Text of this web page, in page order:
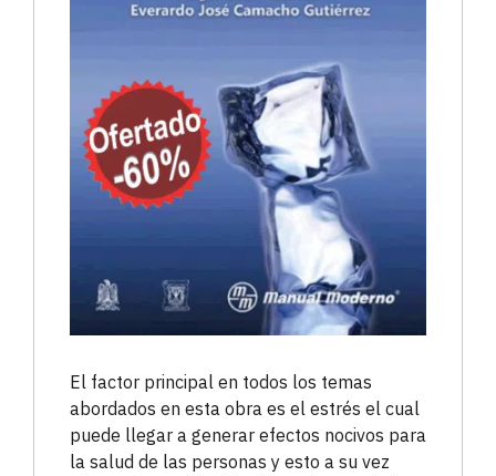
El factor principal en todos los temas
abordados en esta obra es el estrés el cual
puede llegar a generar efectos nocivos para
la salud de las personas y esto a su vez